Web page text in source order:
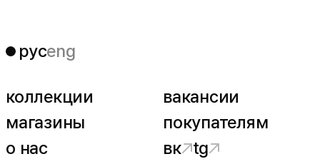
русeng
коллекции
о нас
покупателям
магазины
вакансии
вк tg